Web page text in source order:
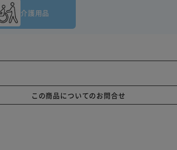
介護用品
この商品についてのお問合せ